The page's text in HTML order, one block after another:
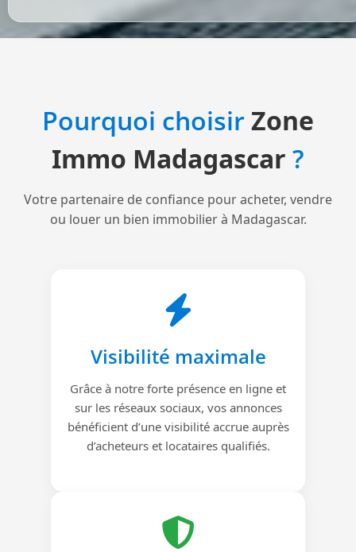
Pourquoi choisirZone
Immo Madagascar ?
Votre partenaire de confiance pour acheter, vendre
ou louer un bien immobilier à Madagascar.
Visibilité maximale
Grâce à notre forte présence en ligne et
sur les réseaux sociaux, vos annonces
bénéficient d’une visibilité accrue auprès
d’acheteurs et locataires qualifiés.